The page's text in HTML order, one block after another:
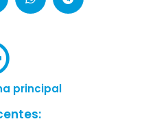
principal